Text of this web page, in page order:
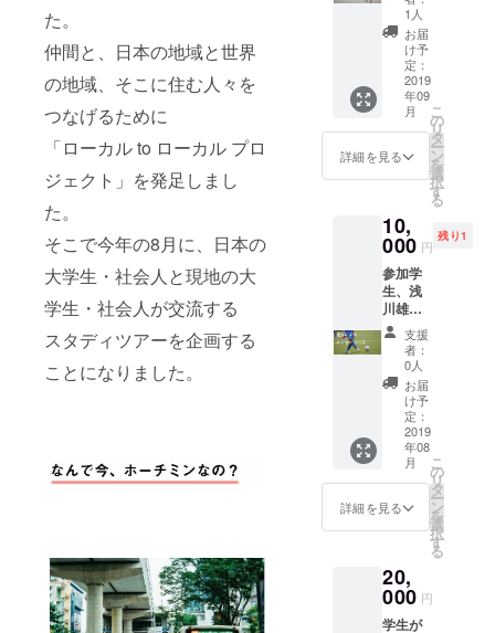
た。
仲間と、日本の地域と世界
の地域、そこに住む人々を
つなげるために
「ローカル to ローカル プロ
ジェクト」を発足しまし
た。
そこで今年の8月に、日本の
大学生・社会人と現地の大
学生・社会人が交流する
スタディツアーを企画する
ことになりました。
べて自
己負担
でお願
いいた
します
材料を
揃え、
世界に
一つだ
けのピ
アスを
作成し
ます！
1人
お届
け予
定：
2019
年09
月
詳細を見る
こ
の
リ
タ
ー
ン
を
選
択
す
る
10,
000 円
残り1
参加学
生、浅
川雄介
が現地
学生と
真っ白
なボー
ルで
サッ
カーを
して、
その
ボール
に学生
の夢を
書いて
い、日
本に持
ち帰り
ます！
支援
者：
0人
お届
け予
定：
2019
年08
月
詳細を見る
こ
の
リ
タ
ー
ン
を
選
択
す
る
20,
000 円
学生が